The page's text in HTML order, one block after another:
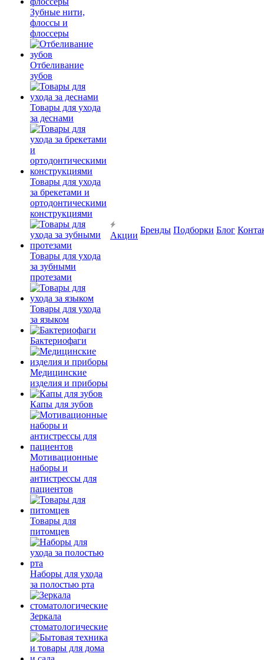
Зубные нити,
флоссы и
флоссеры
Отбеливание
зубов
Товары для ухода
за деснами
Товары для ухода
за брекетами и
ортодонтическими
конструкциями
Товары для ухода
за зубными
протезами
Товары для ухода
за языком
Бактериофаги
Медицинские
изделия и приборы
Капы для зубов
Мотивационные
наборы и
антистрессы для
пациентов
Товары для
питомцев
Наборы для ухода
за полостью рта
Зеркала
стоматологические
Акции
Бренды Подборки Блог